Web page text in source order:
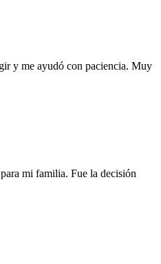
y me ayudó con paciencia. Muy
mi familia. Fue la decisión